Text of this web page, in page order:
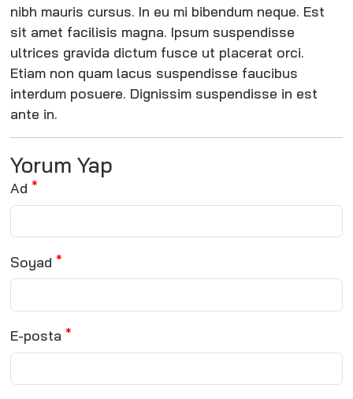
nibh mauris cursus. In eu mi bibendum neque. Est
sit amet facilisis magna. Ipsum suspendisse
ultrices gravida dictum fusce ut placerat orci.
Etiam non quam lacus suspendisse faucibus
interdum posuere. Dignissim suspendisse in est
ante in.
Yorum Yap
Ad
Soyad
E-posta